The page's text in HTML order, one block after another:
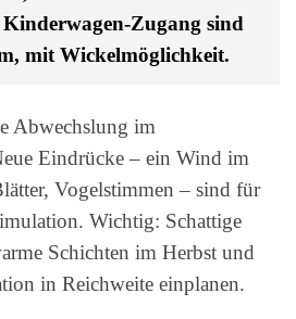
Zugang sind
mit Wickelmöglichkeit.
Abwechslung im
Eindrücke – ein Wind im
Vogelstimmen – sind für
Wichtig: Schattige
Schichten im Herbst und
in Reichweite einplanen.